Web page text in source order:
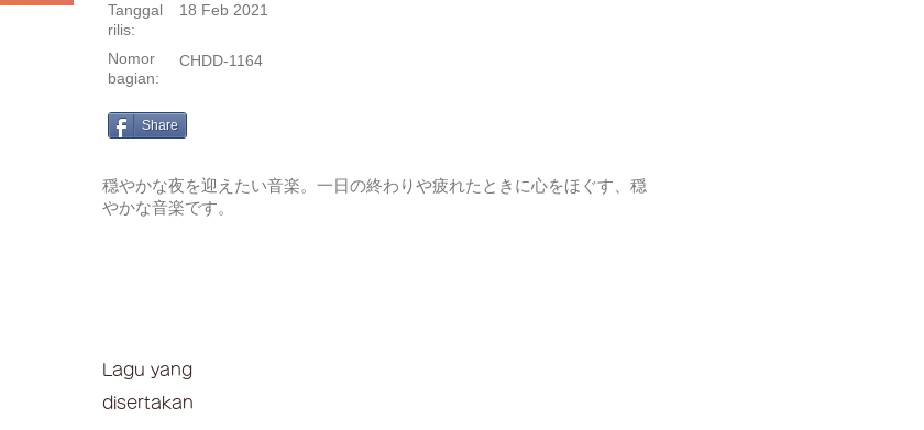
18 Feb 2021
Tanggal
rilis:
Nomor
bagian:
CHDD-1164
Share
穏やかな夜を迎えたい音楽。一日の終わりや疲れたときに心をほぐす、穏
やかな音楽です。
Lagu yang
disertakan